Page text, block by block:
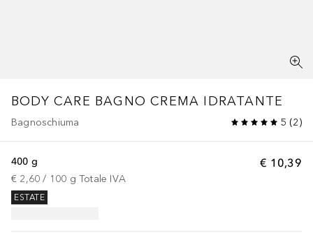
BODY CARE BAGNO CREMA IDRATANTE
Bagnoschiuma 5 (2)
€ 10,39
400 g
€ 2,60 / 100 g Totale IVA
ESTATE